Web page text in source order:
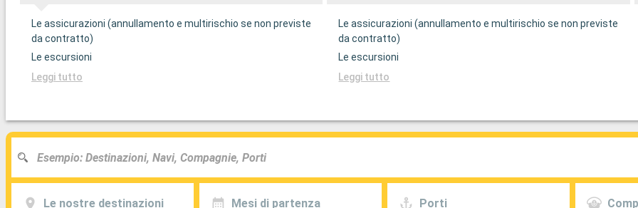
Le assicurazioni (annullamento e multirischio se non previste
da contratto)
Le escursioni
Leggi tutto
Le assicurazioni (annullamento e multirischio se non previste
da contratto)
Le escursioni
Leggi tutto
Le nostre destinazioni Mesi di partenza Porti